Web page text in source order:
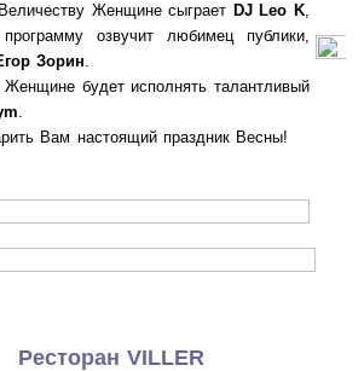
Женщине сыграет DJ Leo K,
озвучит любимец публики,
Зорин.
будет исполнять талантливый
.
Вам настоящий праздник Весны!
Ресторан VILLER